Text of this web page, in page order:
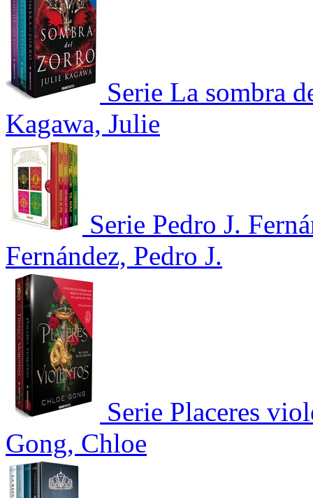
Serie La sombra
Kagawa, Julie
Serie Pedro J.
Fernández, Pedro J.
Serie Placeres
Gong, Chloe